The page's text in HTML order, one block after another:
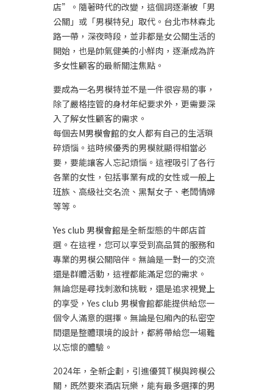
店”。隨著時代的改變，這個詞逐漸被「男
公關」或「男模特兒」取代。台北市林森北
路一帶，深夜時段，並非都是女公關生活的
開始，也是帥氣健美的小鮮肉，逐漸成為許
多女性顧客的最新關注焦點。
要成為一名男模特並不是一件很容易的事，
除了嚴格控管的身材年紀要求外，更需要深
入了解女性顧客的需求。
每個去M男模會館的女人都有自己的生活瑣
碎煩惱。這時候優秀的男模就顯得相當必
要，要能讓客人忘記煩惱。這裡吸引了各行
各業的女性，包括事業有成的女性或一般上
班族、高級社交名流、黑幫女子、老闆情婦
等等。
Yes club 男模會館是全新型態的牛郎店首
選。在這裡，您可以享受到高品質的服務和
專業的男模公關陪伴。無論是一對一的交流
還是群體活動，這裡都能滿足您的需求。
無論您是尋找刺激和挑戰，還是追求視覺上
的享受，Yes club 男模會館都能提供給您一
個令人滿意的選擇。無論是包廂內的私密空
間還是整體環境的設計，都將帶給您一場難
以忘懷的體驗。
2024年，全新企劃，引進優質T模與跨模公
關，既然要來酒店玩樂，能有最多選擇的男